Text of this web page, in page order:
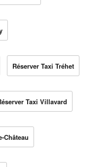
Réserver Taxi Tréhet
Taxi Villavard
Château